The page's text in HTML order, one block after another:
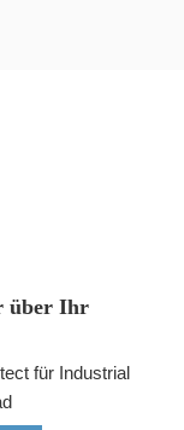
über Ihr
für Industrial